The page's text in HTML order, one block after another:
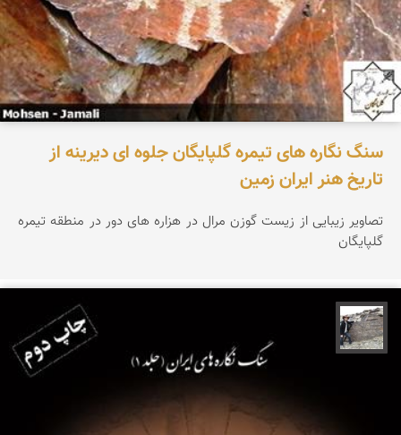
سنگ نگاره های تیمره گلپایگان جلوه ای دیرینه از
تاریخ هنر ایران زمین
تصاویر زیبایی از زیست گوزن مرال در هزاره های دور در منطقه تیمره
گلپایگان